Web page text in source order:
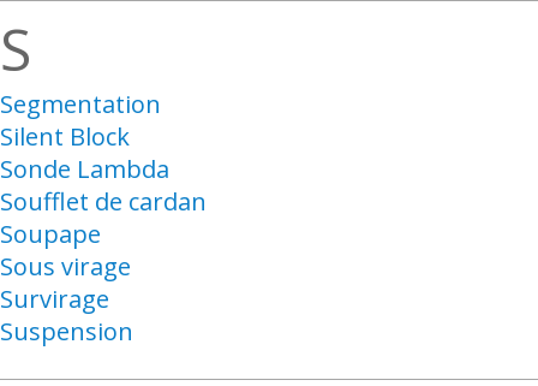
S
Segmentation
Silent Block
Sonde Lambda
Soufflet de cardan
Soupape
Sous virage
Survirage
Suspension